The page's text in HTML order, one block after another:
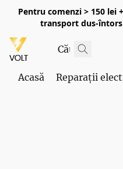
Pentru comenzi > 150 lei
transport dus-
Acasă Reparații